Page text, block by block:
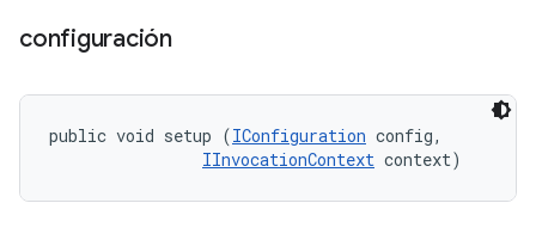
configuración
public void setup (IConfiguration config,
IInvocationContext context)